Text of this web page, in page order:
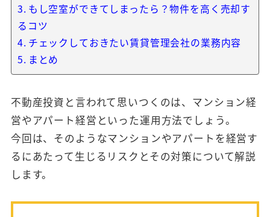
もし空室ができてしまったら？物件を高く売却す
るコツ
チェックしておきたい賃貸管理会社の業務内容
まとめ
不動産投資と言われて思いつくのは、マンション経
営やアパート経営といった運用方法でしょう。
今回は、そのようなマンションやアパートを経営す
るにあたって生じるリスクとその対策について解説
します。